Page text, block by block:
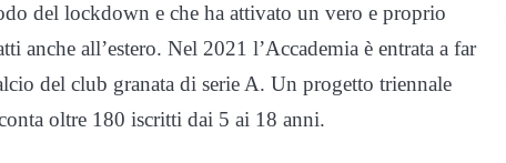
del lockdown e che ha attivato un vero e proprio
anche all’estero. Nel 2021 l’Accademia è entrata a far
del club granata di serie A. Un progetto triennale
oltre 180 iscritti dai 5 ai 18 anni.